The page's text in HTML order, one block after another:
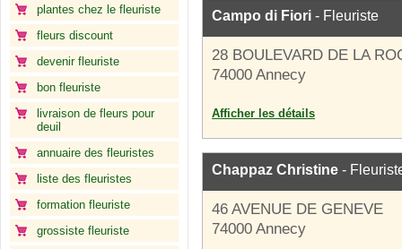
plantes chez le fleuriste
fleurs discount
devenir fleuriste
bon fleuriste
livraison de fleurs pour
deuil
annuaire des fleuristes
liste des fleuristes
formation fleuriste
grossiste fleuriste
Campo di Fiori - Fleuriste
28 BOULEVARD DE LA
74000 Annecy
Afficher les détails
Chappaz Christine -
46 AVENUE DE GENEVE
74000 Annecy